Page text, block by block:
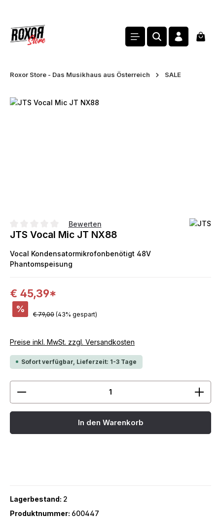
Roxor Store - Das Musikhaus aus Österreich SALE
Bildergalerie überspringen
Durchschnittliche Bewertung von 0 von 5 Sternen
Bewerten
JTS Vocal Mic JT NX88
Vocal Kondensatormikrofonbenötigt 48V
Phantomspeisung
€ 45,39*
%
€ 79,00 (43% gespart)
Preise inkl. MwSt. zzgl. Versandkosten
Sofort verfügbar, Lieferzeit: 1-3 Tage
Produkt Anzahl: Gib den gewünschten Wert ein
In den Warenkorb
Lagerbestand: 2
Produktnummer: 600447